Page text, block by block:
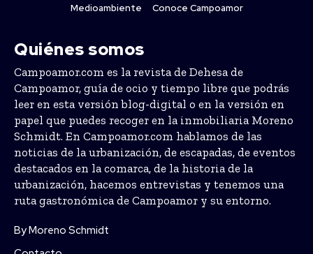
Medioambiente
Conoce Campoamor
Quiénes somos
Campoamor.com es la revista de Dehesa de
Campoamor, guía de ocio y tiempo libre que podrás
leer en esta versión blog-digital o en la versión en
papel que puedes recoger en la inmobiliaria Moreno
Schmidt. En Campoamor.com hablamos de las
noticias de la urbanización, de escapadas, de eventos
destacados en la comarca, de la historia de la
urbanización, hacemos entrevistas y tenemos una
ruta gastronómica de Campoamor y su entorno.
By Moreno Schmidt